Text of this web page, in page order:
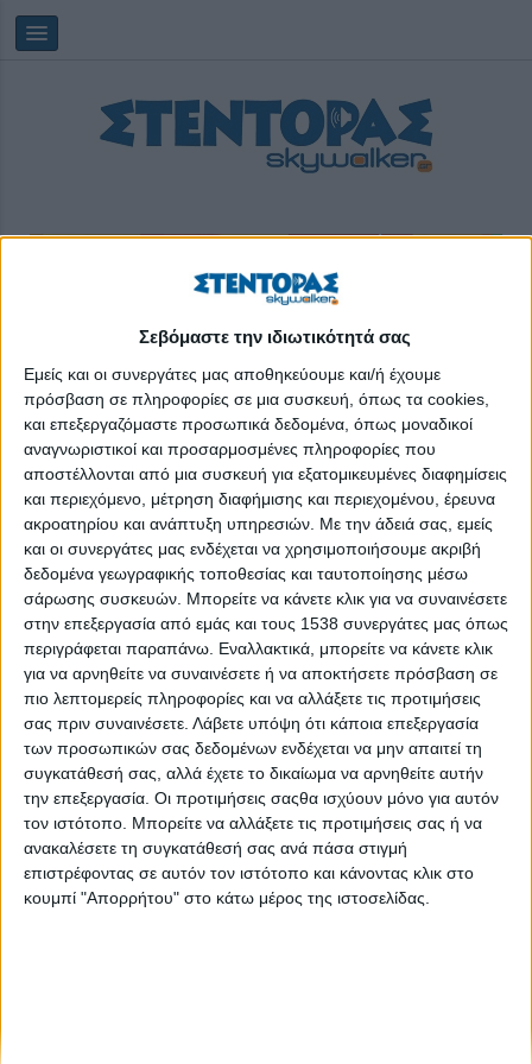
Σεβόμαστε την ιδιωτικότητά σας
Εμείς και οι συνεργάτες μας αποθηκεύουμε και/ή έχουμε
πρόσβαση σε πληροφορίες σε μια συσκευή, όπως τα cookies,
και επεξεργαζόμαστε προσωπικά δεδομένα, όπως μοναδικοί
αναγνωριστικοί και προσαρμοσμένες πληροφορίες που
αποστέλλονται από μια συσκευή για εξατομικευμένες διαφημίσεις
και περιεχόμενο, μέτρηση διαφήμισης και περιεχομένου, έρευνα
ακροατηρίου και ανάπτυξη υπηρεσιών. Με την άδειά σας, εμείς
και οι συνεργάτες μας ενδέχεται να χρησιμοποιήσουμε ακριβή
δεδομένα γεωγραφικής τοποθεσίας και ταυτοποίησης μέσω
σάρωσης συσκευών. Μπορείτε να κάνετε κλικ για να συναινέσετε
στην επεξεργασία από εμάς και τους 1538 συνεργάτες μας όπως
περιγράφεται παραπάνω. Εναλλακτικά, μπορείτε να κάνετε κλικ
για να αρνηθείτε να συναινέσετε ή να αποκτήσετε πρόσβαση σε
πιο λεπτομερείς πληροφορίες και να αλλάξετε τις προτιμήσεις
σας πριν συναινέσετε. Λάβετε υπόψη ότι κάποια επεξεργασία
των προσωπικών σας δεδομένων ενδέχεται να μην απαιτεί τη
συγκατάθεσή σας, αλλά έχετε το δικαίωμα να αρνηθείτε αυτήν
την επεξεργασία. Οι προτιμήσεις σαςθα ισχύουν μόνο για αυτόν
τον ιστότοπο. Μπορείτε να αλλάξετε τις προτιμήσεις σας ή να
ανακαλέσετε τη συγκατάθεσή σας ανά πάσα στιγμή
επιστρέφοντας σε αυτόν τον ιστότοπο και κάνοντας κλικ στο
κουμπί "Απορρήτου" στο κάτω μέρος της ιστοσελίδας.
Παρασκευή, 07/08/202616:07:00
Κλίμα
WeekForFuture ενόψει της συνόδου κορυφής του ΟΗΕ
για το κλίμα
Αγροτικά νέα και όχι μόνο
Στρατηγική συνεργασία AB και WWF Ελλάς 2026-2030